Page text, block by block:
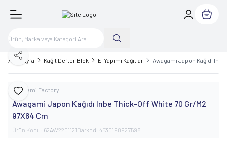
Sepetim
Ana Sayfa Kağıt Defter Blok El Yapımı Kağıtlar Awagami Japon Kağıdı
Favoriye Ekle
Paylaş
Awagami Factory
Awagami Japon Kağıdı Inbe Thick-Off White 70 Gr/M2
97X64 Cm
Ürün Kodu: 62AW2201121Barkod: 4530190927598